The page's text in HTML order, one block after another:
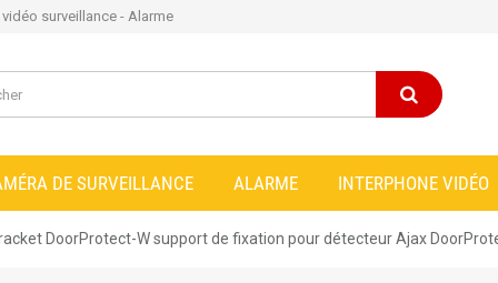
surveillance - Alarme
DE SURVEILLANCE ALARME INTERPHONE VIDÉO
DoorProtect-W support de fixation pour détecteur Ajax